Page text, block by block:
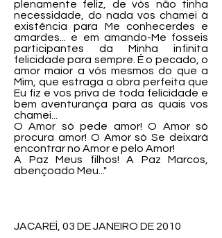
plenamente feliz, de vós não tinha
necessidade, do nada vos chamei à
existência para Me conhecerdes e
amardes... e em amando-Me fosseis
participantes da Minha infinita
felicidade para sempre. É o pecado, o
amor maior a vós mesmos do que a
Mim, que estraga a obra perfeita que
Eu fiz e vos priva de toda felicidade e
bem aventurança para as quais vos
chamei...
O Amor só pede amor! O Amor só
procura amor! O Amor só Se deixará
encontrar no Amor e pelo Amor!
A Paz Meus filhos! A Paz Marcos,
abençoado Meu..."
JACAREÍ, 03 DE JANEIRO DE 2010